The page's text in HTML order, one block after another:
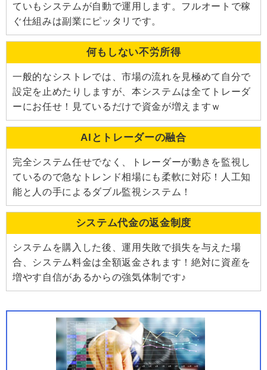
ていもシステムが自動で運用します。フルオートで稼
ぐ仕組みは副業にピッタリです。
何もしない不労所得
一般的なシストレでは、市場の流れを見極めて自分で
設定を止めたりしますが、本システムは全てトレーダ
ーにお任せ！見ているだけで資金が増えますｗ
AIとトレーダーの融合
完全システム任せでなく、トレーダーが動きを監視し
ているので急なトレンド相場にも柔軟に対応！人工知
能と人の手によるダブル監視システム！
システム代金の返金制度
システムを購入した後、運用失敗で損失を与えた場
合、システム料金は全額返金されます！絶対に資産を
増やす自信があるからの強気体制です♪